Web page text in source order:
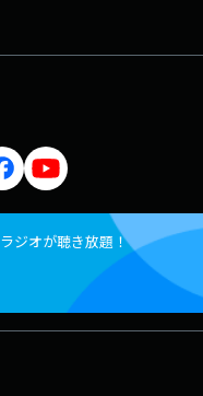
ジオが聴き放題！